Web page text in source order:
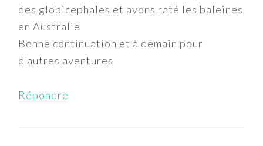
des globicephales et avons raté les baleines
en Australie
Bonne continuation et à demain pour
d’autres aventures
Répondre